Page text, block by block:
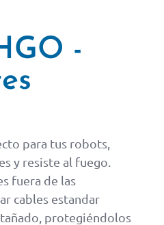
-
para tus robots,
y resiste al fuego.
fuera de las
cables estandar
protegiéndolos